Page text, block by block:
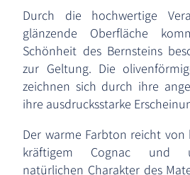
Durch die hochwertige
glänzende Oberfläche
Schönheit des Bernsteins
zur Geltung. Die
zeichnen sich durch ihre
ihre ausdrucksstarke
Der warme Farbton reicht von
kräftigem Cognac und
natürlichen Charakter des